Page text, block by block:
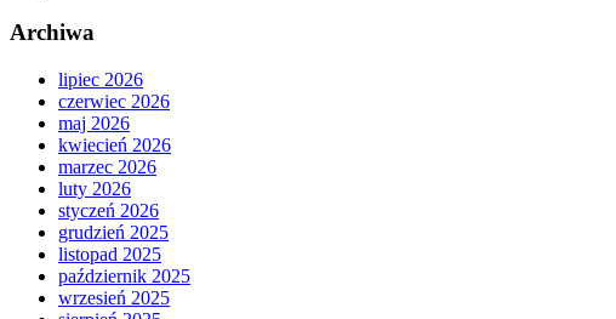
Archiwa
lipiec 2026
czerwiec 2026
maj 2026
kwiecień 2026
marzec 2026
luty 2026
styczeń 2026
grudzień 2025
listopad 2025
październik 2025
wrzesień 2025